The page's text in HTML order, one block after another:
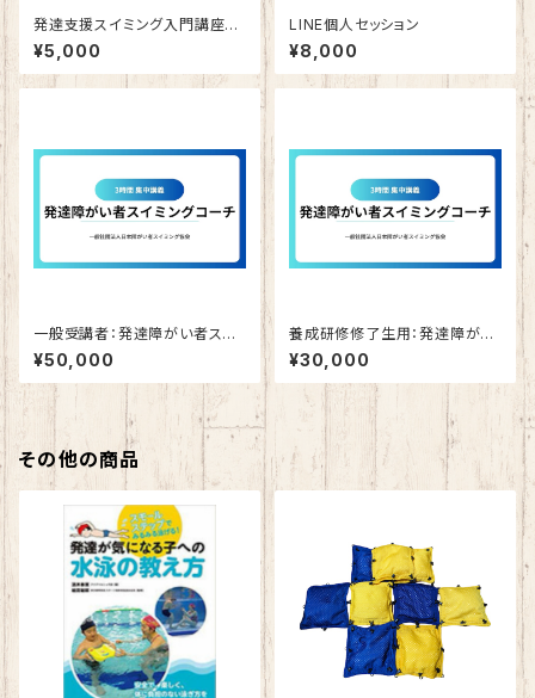
発達支援スイミング入門講座
（アーカイブ配信）
¥5,000
LINE個人セッション
¥8,000
一般受講者：発達障がい者スイ
ミングコーチ 3時間 集中講義
¥50,000
養成研修修了生用：発達障がい
者スイミングコーチ 3時間 集
中講義
¥30,000
その他の商品